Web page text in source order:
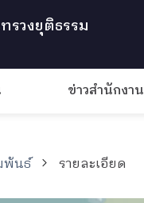
รวงยุติธรรม
ข่าวสำนักงาน
พันธ์ รายละเอียด